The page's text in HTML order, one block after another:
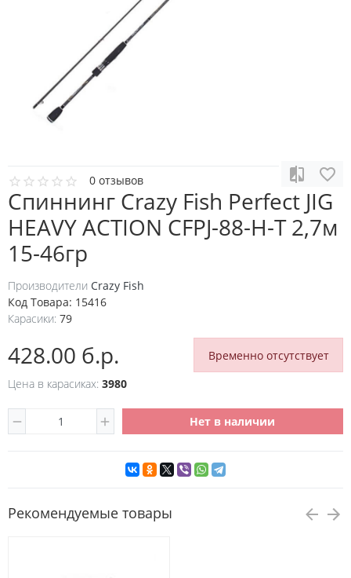
0 отзывов
Спиннинг Crazy Fish Perfect JIG
HEAVY ACTION CFPJ-88-H-T 2,7м
15-46гр
Производители Crazy Fish
Код Товара: 15416
Карасики: 79
428.00 б.р.
Временно отсутствует
Цена в карасиках: 3980
Нет в наличии
Рекомендуемые товары